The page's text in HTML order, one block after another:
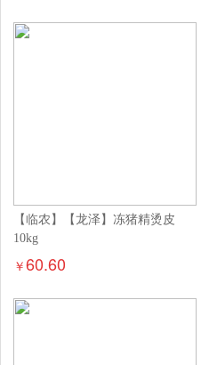
【临农】【龙泽】冻猪精烫皮
10kg
￥60.60